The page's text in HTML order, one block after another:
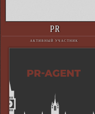
PR
АКТИВНЫЙ УЧАСТНИК